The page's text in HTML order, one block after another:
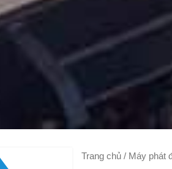
Trang chủ / Máy phát